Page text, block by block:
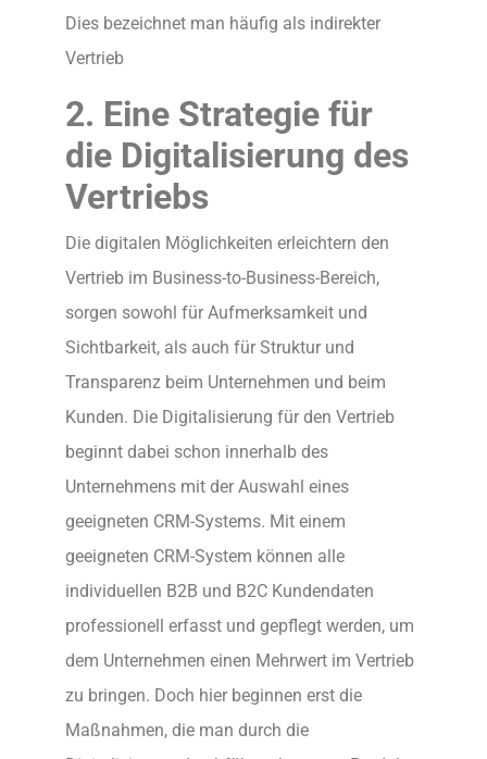
Dies bezeichnet man häufig als indirekter
Vertrieb
2. Eine Strategie für
die Digitalisierung des
Vertriebs
Die digitalen Möglichkeiten erleichtern den
Vertrieb im Business-to-Business-Bereich,
sorgen sowohl für Aufmerksamkeit und
Sichtbarkeit, als auch für Struktur und
Transparenz beim Unternehmen und beim
Kunden. Die Digitalisierung für den Vertrieb
beginnt dabei schon innerhalb des
Unternehmens mit der Auswahl eines
geeigneten CRM-Systems. Mit einem
geeigneten CRM-System können alle
individuellen B2B und B2C Kundendaten
professionell erfasst und gepflegt werden, um
dem Unternehmen einen Mehrwert im Vertrieb
zu bringen. Doch hier beginnen erst die
Maßnahmen, die man durch die